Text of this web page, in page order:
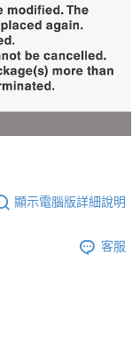
顯示電腦版詳細說明
客服